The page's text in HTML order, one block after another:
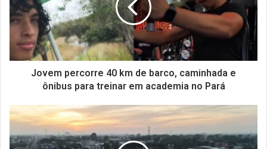
Jovem percorre 40 km de barco, caminhada e
ônibus para treinar em academia no Pará